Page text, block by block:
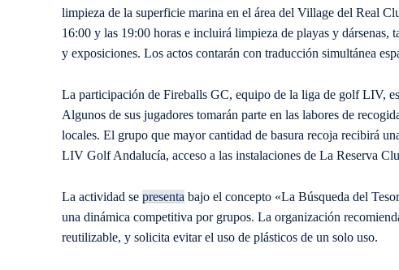
limpieza de la superficie marina en el área del Village del Real
16:00 y las 19:00 horas e incluirá limpieza de playas y dársenas,
y exposiciones. Los actos contarán con traducción simultánea
La participación de Fireballs GC, equipo de la liga de golf LIV,
Algunos de sus jugadores tomarán parte en las labores de
locales. El grupo que mayor cantidad de basura recoja recibirá
LIV Golf Andalucía, acceso a las instalaciones de La Reserva
La actividad se presenta bajo el concepto «La Búsqueda del
una dinámica competitiva por grupos. La organización
reutilizable, y solicita evitar el uso de plásticos de un solo uso.